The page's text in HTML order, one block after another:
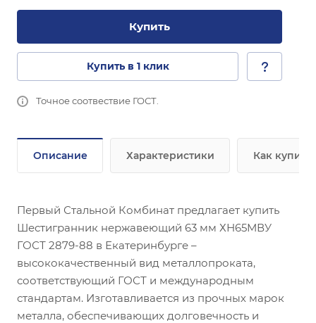
Купить
Купить в 1 клик
Точное соотвествие ГОСТ.
Описание Характеристики Как купить
Первый Стальной Комбинат предлагает купить
Шестигранник нержавеющий 63 мм ХН65МВУ
ГОСТ 2879-88 в Екатеринбурге –
высококачественный вид металлопроката,
соответствующий ГОСТ и международным
стандартам. Изготавливается из прочных марок
металла, обеспечивающих долговечность и